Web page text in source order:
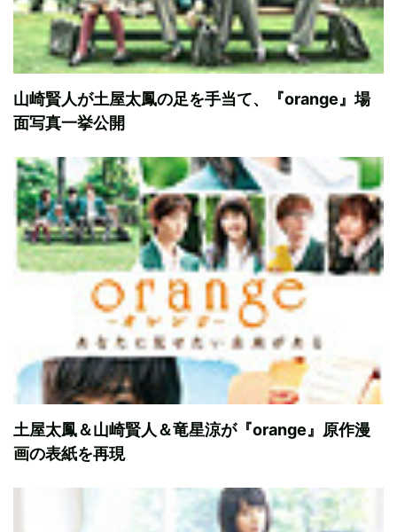
山崎賢人が土屋太鳳の足を手当て、『orange』場
面写真一挙公開
土屋太鳳＆山崎賢人＆竜星涼が『orange』原作漫
画の表紙を再現